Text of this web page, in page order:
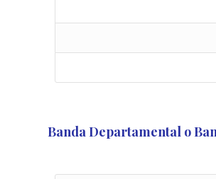
Banda Departamental o